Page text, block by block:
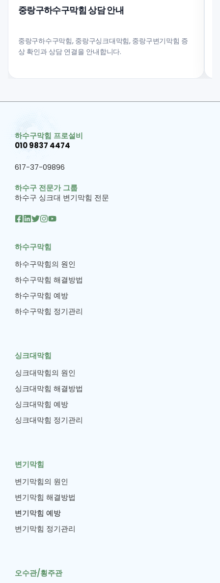
중랑구하수구막힘 상담 안내
중랑구하수구막힘, 중랑구싱크대막힘, 중랑구변기막힘 증
상 확인과 상담 연결을 안내합니다.
하수구막힘 프로설비
010 9837 4474
617-37-09896
하수구 전문가 그룹
하수구 싱크대 변기막힘 전문
하수구막힘
하수구막힘의 원인
하수구막힘 해결방법
하수구막힘 예방
하수구막힘 정기관리
싱크대막힘
싱크대막힘의 원인
싱크대막힘 해결방법
싱크대막힘 예방
싱크대막힘 정기관리
변기막힘
변기막힘의 원인
변기막힘 해결방법
변기막힘 예방
변기막힘 정기관리
오수관/횡주관